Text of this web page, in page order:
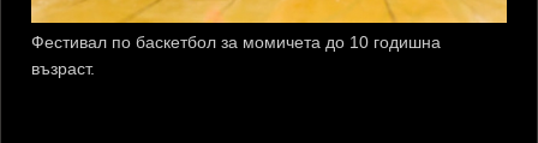
Фестивал по баскетбол за момичета до 10 годишна
възраст.